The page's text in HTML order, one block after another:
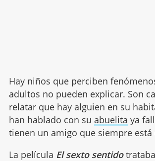
Hay niños que perciben
adultos no pueden explicar. Son
relatar que hay alguien en su
han hablado con su abuelita ya
tienen un amigo que siempre está
La película El sexto sentido